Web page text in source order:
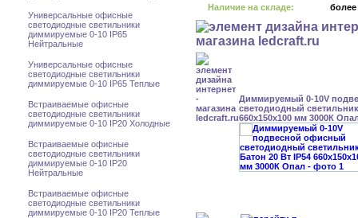
Универсальные офисные
светодиодные светильники
диммируемые 0-10 IP65
Нейтральные
Универсальные офисные
светодиодные светильники
диммируемые 0-10 IP65 Теплые
Встраиваемые офисные
светодиодные светильники
диммируемые 0-10 IP20 Холодные
Встраиваемые офисные
светодиодные светильники
диммируемые 0-10 IP20
Нейтральные
Встраиваемые офисные
светодиодные светильники
диммируемые 0-10 IP20 Теплые
Наличие на складе: более
Диммируемый 0-10V
светодиодный
660x150x100 мм 3000К